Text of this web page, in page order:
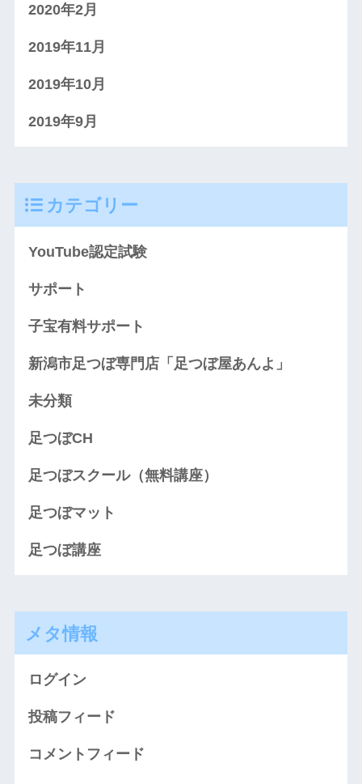
2020年2月
2019年11月
2019年10月
2019年9月
カテゴリー
YouTube認定試験
サポート
子宝有料サポート
新潟市足つぼ専門店「足つぼ屋あんよ」
未分類
足つぼCH
足つぼスクール（無料講座）
足つぼマット
足つぼ講座
メタ情報
ログイン
投稿フィード
コメントフィード